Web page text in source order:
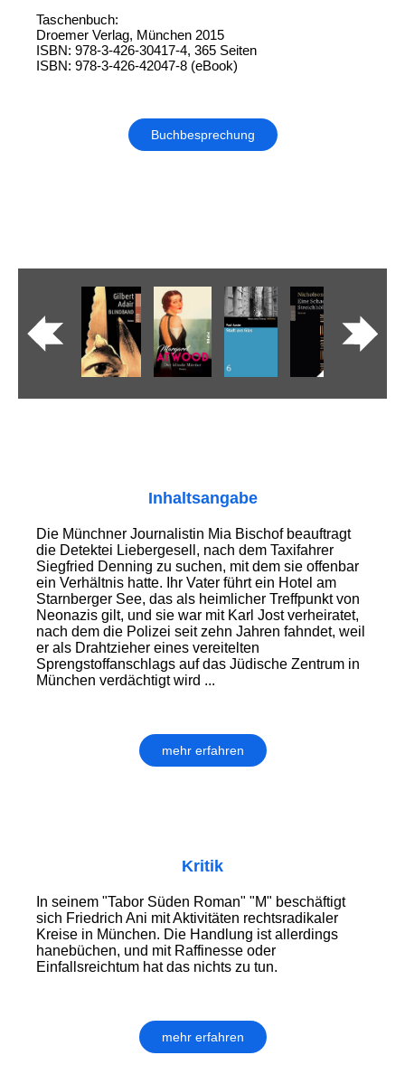
Taschenbuch:
Droemer Verlag, München 2015
ISBN: 978-3-426-30417-4, 365 Seiten
ISBN: 978-3-426-42047-8 (eBook)
Buchbesprechung
Inhaltsangabe
Die Münchner Journalistin Mia Bischof beauftragt
die Detektei Liebergesell, nach dem Taxifahrer
Siegfried Denning zu suchen, mit dem sie offenbar
ein Verhältnis hatte. Ihr Vater führt ein Hotel am
Starnberger See, das als heimlicher Treffpunkt von
Neonazis gilt, und sie war mit Karl Jost verheiratet,
nach dem die Polizei seit zehn Jahren fahndet, weil
er als Drahtzieher eines vereitelten
Sprengstoffanschlags auf das Jüdische Zentrum in
München verdächtigt wird ...
mehr erfahren
Kritik
In seinem "Tabor Süden Roman" "M" beschäftigt
sich Friedrich Ani mit Aktivitäten rechtsradikaler
Kreise in München. Die Handlung ist allerdings
hanebüchen, und mit Raffinesse oder
Einfallsreichtum hat das nichts zu tun.
mehr erfahren